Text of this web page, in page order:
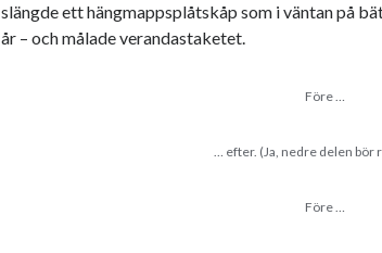
slängde ett hängmappsplåtskåp som i väntan på
år – och målade verandastaketet.
Före …
… efter. (Ja, nedre delen bör
Före …